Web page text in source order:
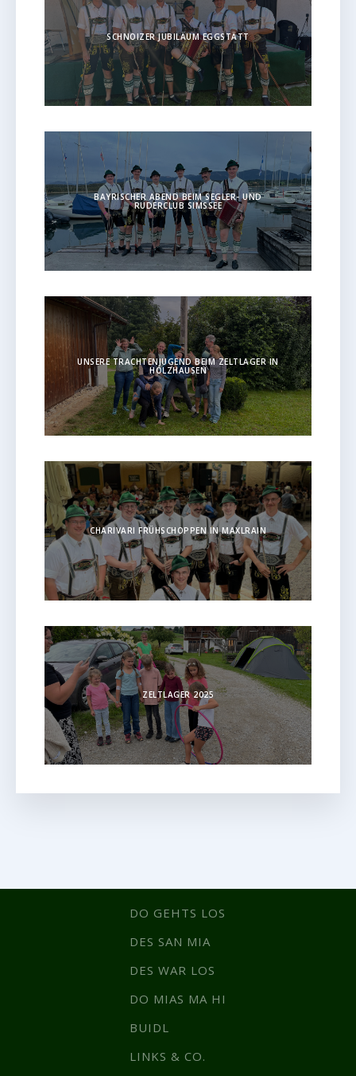
SCHNOIZER JUBILÄUM EGGSTÄTT
BAYRISCHER ABEND BEIM SEGLER- UND
RUDERCLUB SIMSSEE
UNSERE TRACHTENJUGEND BEIM ZELTLAGER IN
HOLZHAUSEN
CHARIVARI FRÜHSCHOPPEN IN MAXLRAIN
ZELTLAGER 2025
DO GEHTS LOS
DES SAN MIA
DES WAR LOS
DO MIAS MA HI
BUIDL
LINKS & CO.